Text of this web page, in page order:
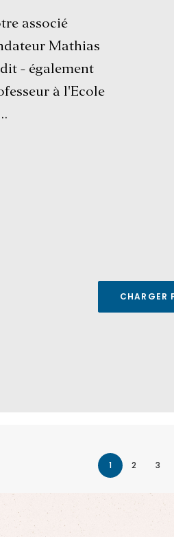
associé
Mathias
- également
à l'Ecole
CHARGER
1 2 3